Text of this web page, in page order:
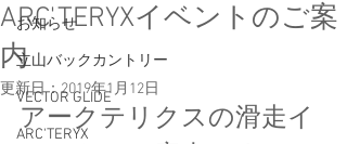
お知らせ
立山バックカントリー
VECTOR GLIDE
ARC'TERYX
ARC'TERYXイベントのご案
内
更新日：2019年1月12日
アークテリクスの滑走イ